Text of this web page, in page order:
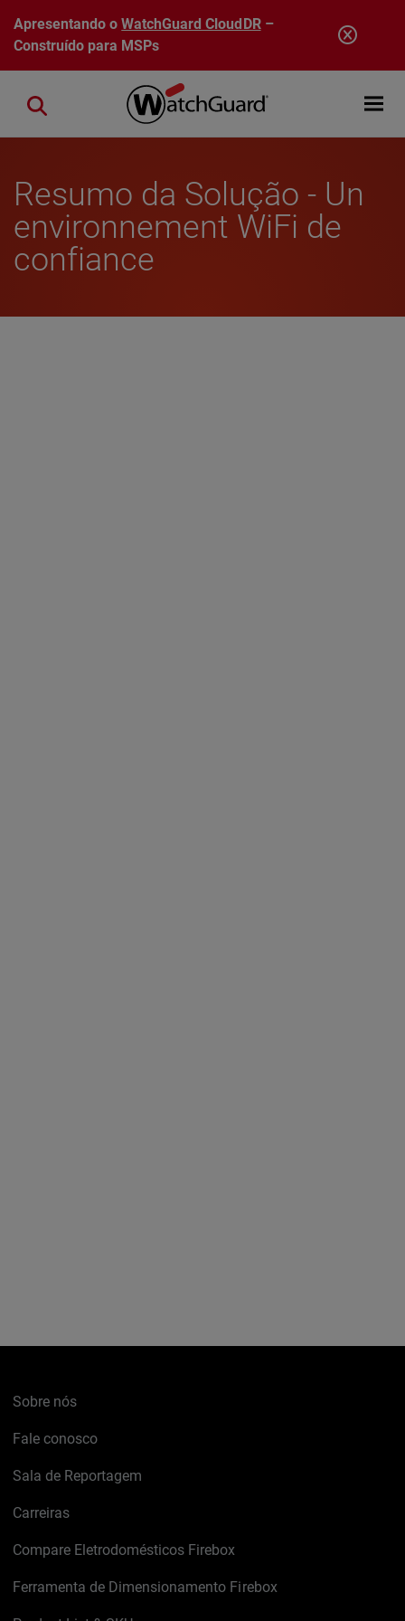
Pular para o conteúdo principal
Apresentando oWatchGuard CloudDR–
Construído para MSPs
Open
Close search
Resumo da Solução - Un
environnement WiFi de
confiance
Sobre nós
Fale conosco
Sala de Reportagem
Carreiras
Compare Eletrodomésticos Firebox
Ferramenta de Dimensionamento Firebox